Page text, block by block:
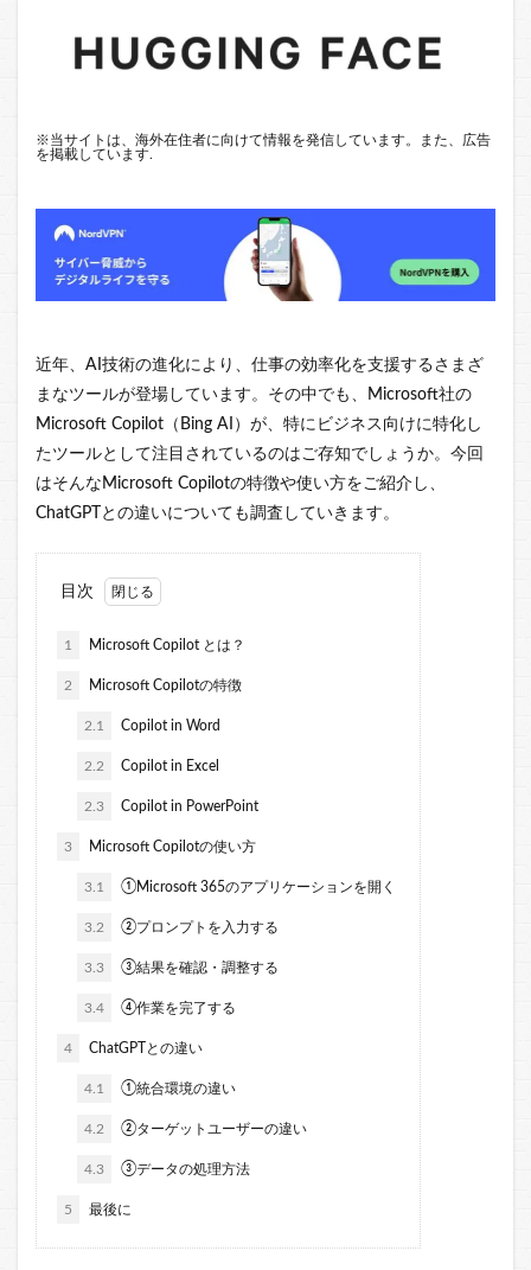
※当サイトは、海外在住者に向けて情報を発信しています。また、広告
を掲載しています.
近年、AI技術の進化により、仕事の効率化を支援するさまざ
まなツールが登場しています。その中でも、Microsoft社の
Microsoft Copilot（Bing AI）が、特にビジネス向けに特化し
たツールとして注目されているのはご存知でしょうか。今回
はそんなMicrosoft Copilotの特徴や使い方をご紹介し、
ChatGPTとの違いについても調査していきます。
目次
1 Microsoft Copilot とは？
2 Microsoft Copilotの特徴
2.1 Copilot in Word
2.2 Copilot in Excel
2.3 Copilot in PowerPoint
3 Microsoft Copilotの使い方
3.1 ①Microsoft 365のアプリケーションを開く
3.2 ②プロンプトを入力する
3.3 ③結果を確認・調整する
3.4 ④作業を完了する
4 ChatGPTとの違い
4.1 ①統合環境の違い
4.2 ②ターゲットユーザーの違い
4.3 ③データの処理方法
5 最後に